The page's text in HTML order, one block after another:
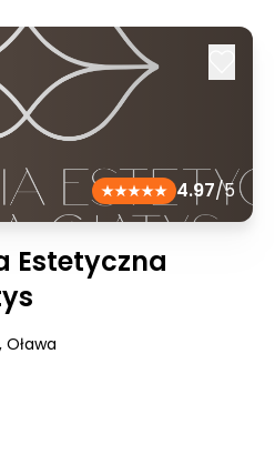
4.97/5
Estetyczna
, Oława